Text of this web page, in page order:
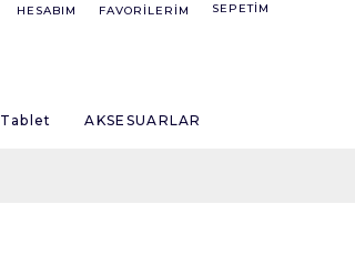
HESABIM FAVORİLERİM SEPETİM
Tablet AKSESUARLAR